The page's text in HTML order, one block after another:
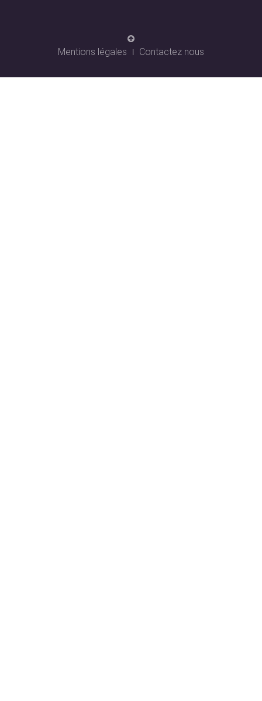
Mentions légales Contactez nous